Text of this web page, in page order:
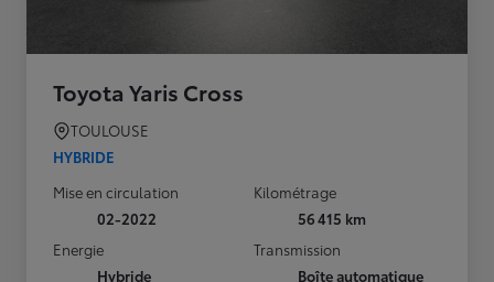
Toyota Yaris Cross
TOULOUSE
HYBRIDE
Mise en circulation
02-2022
Kilométrage
56 415 km
Energie
Hybride
Transmission
Boîte automatique